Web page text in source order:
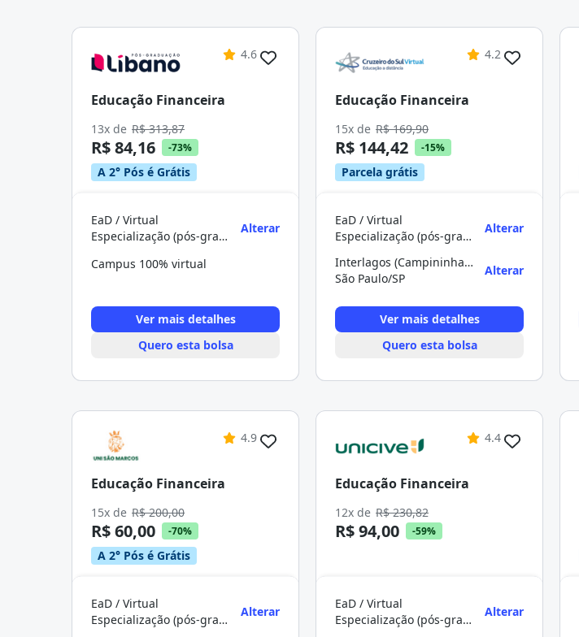
4.6
Educação Financeira
13x de R$ 313,87
R$ 84,16 -73%
A 2° Pós é Grátis
EaD / Virtual
Especialização (pós-graduação)
Alterar
Campus 100% virtual
Ver mais detalhes
Quero esta bolsa
4.2
Educação Financeira
15x de R$ 169,90
R$ 144,42 -15%
Parcela grátis
EaD / Virtual
Especialização (pós-graduação)
Alterar
Interlagos (Campininha) (Braz Cubas)
São Paulo/SP
Alterar
Ver mais detalhes
Quero esta bolsa
4.9
Educação Financeira
15x de R$ 200,00
R$ 60,00 -70%
A 2° Pós é Grátis
EaD / Virtual
Especialização (pós-graduação)
Alterar
4.4
Educação Financeira
12x de R$ 230,82
R$ 94,00 -59%
EaD / Virtual
Especialização (pós-graduação)
Alterar